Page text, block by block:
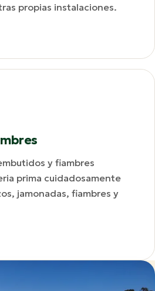
propias instalaciones.
y fiambres
prima cuidadosamente
jamonadas, fiambres y